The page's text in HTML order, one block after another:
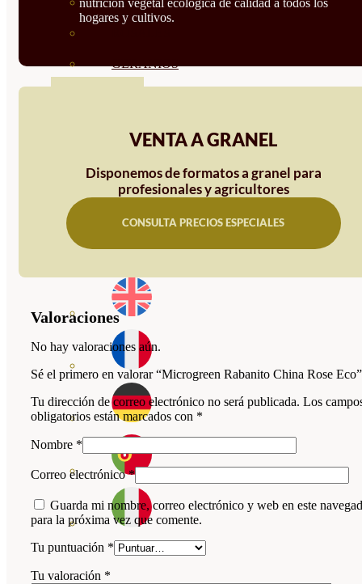
GERANIOS
CONTACTO
hogares y cultivos.
VENTA A GRANEL
Disponemos de formatos a granel para
profesionales y agricultores
CONSULTA PRECIOS ESPECIALES
Valoraciones
No hay valoraciones aún.
Sé el primero en valorar “Microgreen Rabanito China Rose Eco”
Tu dirección de correo electrónico no será publicada. Los
obligatorios están marcados con *
Nombre *
Correo electrónico*
Guarda mi nombre, correo electrónico y web en este
para la próxima vez que comente.
Tu puntuación *
Tu valoración *